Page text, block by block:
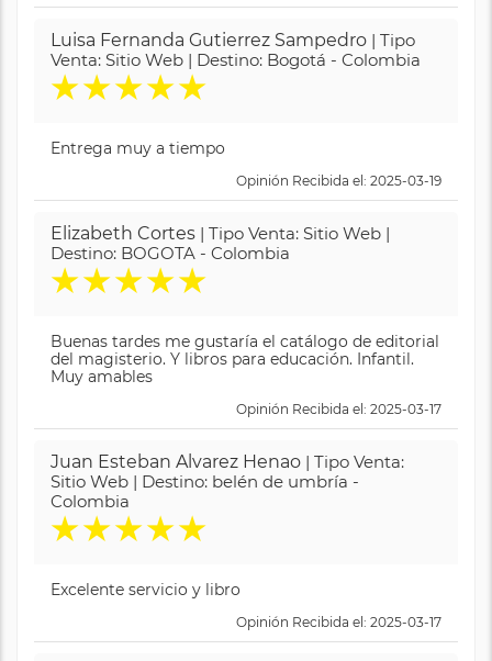
Luisa Fernanda Gutierrez Sampedro | Tipo
Venta: Sitio Web | Destino: Bogotá - Colombia
★★★★★
Entrega muy a tiempo
Opinión Recibida el: 2025-03-19
Elizabeth Cortes | Tipo Venta: Sitio Web |
Destino: BOGOTA - Colombia
★★★★★
Buenas tardes me gustaría el catálogo de editorial
del magisterio. Y libros para educación. Infantil.
Muy amables
Opinión Recibida el: 2025-03-17
Juan Esteban Alvarez Henao | Tipo Venta:
Sitio Web | Destino: belén de umbría -
Colombia
★★★★★
Excelente servicio y libro
Opinión Recibida el: 2025-03-17